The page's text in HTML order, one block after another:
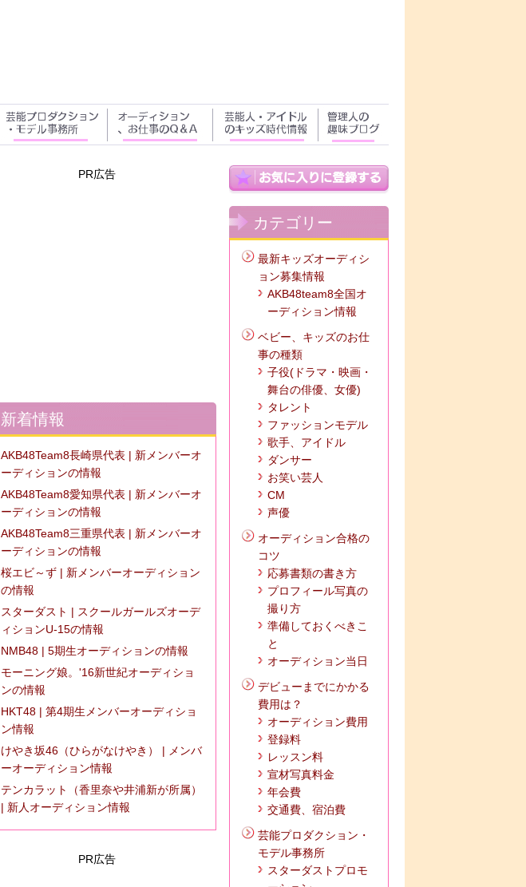
PR広告
新着情報
AKB48Team8長崎県代表 | 新メンバーオ
ーディションの情報
AKB48Team8愛知県代表 | 新メンバーオ
ーディションの情報
AKB48Team8三重県代表 | 新メンバーオ
ーディションの情報
桜エビ～ず | 新メンバーオーディション
の情報
スターダスト | スクールガールズオーデ
ィションU-15の情報
NMB48 | 5期生オーディションの情報
モーニング娘。'16新世紀オーディショ
ンの情報
HKT48 | 第4期生メンバーオーディショ
ン情報
けやき坂46（ひらがなけやき） | メンバ
ーオーディション情報
テンカラット（香里奈や井浦新が所属）
| 新人オーディション情報
PR広告
カテゴリー
最新キッズオーディシ
ョン募集情報
AKB48team8全国オ
ーディション情報
ベビー、キッズのお仕
事の種類
子役(ドラマ・映画・
舞台の俳優、女優)
タレント
ファッションモデル
歌手、アイドル
ダンサー
お笑い芸人
CM
声優
オーディション合格の
コツ
応募書類の書き方
プロフィール写真の
撮り方
準備しておくべきこ
と
オーディション当日
デビューまでにかかる
費用は？
オーディション費用
登録料
レッスン料
宣材写真料金
年会費
交通費、宿泊費
芸能プロダクション・
モデル事務所
スターダストプロモ